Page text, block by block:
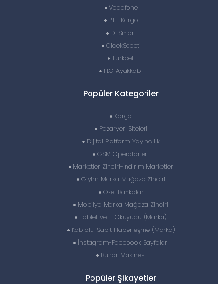
Vodafone
PTT Kargo
D-Smart
ÇiçekSepeti
Turkcell
FLO Ayakkabı
Popüler Kategoriler
Kargo
Pazaryeri Siteleri
Dijital Platform Yayıncılık
GSM Operatörleri
Marketler Zinciri-İndirim Marketler
Giyim Marka Mağaza Zinciri
Özel Bankalar
Mobilya Marka Mağaza Zinciri
Tablet ve E-Okuyucu (Marka)
Kablolu-Sabit Haberleşme (Marka)
İnstagram-Facebook Sayfaları
Buhar Makinesi
Popüler Şikayetler